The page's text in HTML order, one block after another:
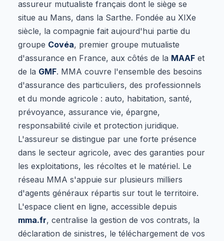
assureur mutualiste français dont le siège se
situe au Mans, dans la Sarthe. Fondée au XIXe
siècle, la compagnie fait aujourd'hui partie du
groupe Covéa, premier groupe mutualiste
d'assurance en France, aux côtés de la MAAF et
de la GMF. MMA couvre l'ensemble des besoins
d'assurance des particuliers, des professionnels
et du monde agricole : auto, habitation, santé,
prévoyance, assurance vie, épargne,
responsabilité civile et protection juridique.
L'assureur se distingue par une forte présence
dans le secteur agricole, avec des garanties pour
les exploitations, les récoltes et le matériel. Le
réseau MMA s'appuie sur plusieurs milliers
d'agents généraux répartis sur tout le territoire.
L'espace client en ligne, accessible depuis
mma.fr, centralise la gestion de vos contrats, la
déclaration de sinistres, le téléchargement de vos